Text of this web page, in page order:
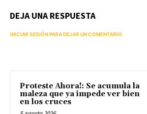
DEJA UNA RESPUESTA
INICIAR SESIÓN PARA DEJAR UN COMENTARIO
Proteste Ahora!: Se acumula la
maleza que ya impede ver bien
en los cruces